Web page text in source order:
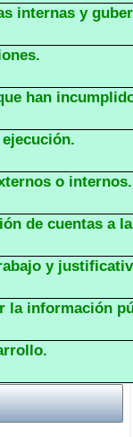
internas y
han
o internos.
de cuentas a
y
la información